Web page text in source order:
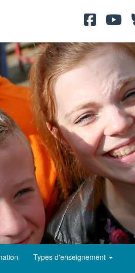
Types d'enseignement